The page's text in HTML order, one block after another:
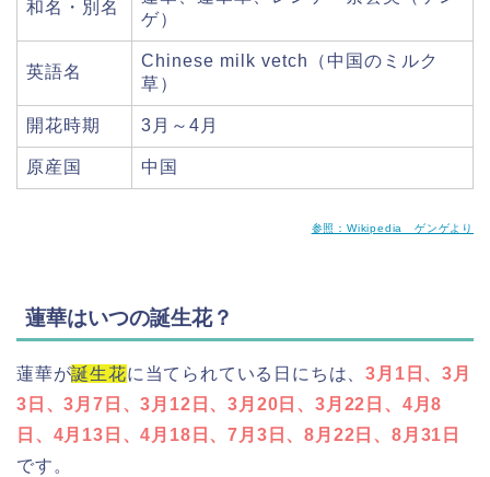
和名・別名
ゲ）
英語名
Chinese milk vetch（中国のミルク
草）
開花時期 3月～4月
原産国 中国
参照：Wikipedia ゲンゲより
蓮華はいつの誕生花？
蓮華が誕生花に当てられている日にちは、3月1日、3月
3日、3月7日、3月12日、3月20日、3月22日、4月8
日、4月13日、4月18日、7月3日、8月22日、8月31日
です。